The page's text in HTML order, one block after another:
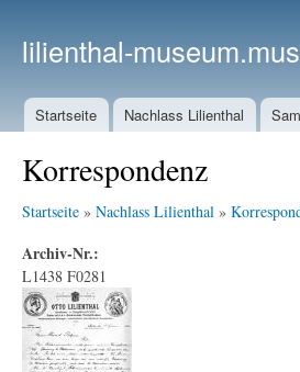
lilienthal-
Startseite Nachlass Lilienthal
Korrespondenz
Startseite » Nachlass Lilienthal »
Archiv-Nr.:
L1438 F0281